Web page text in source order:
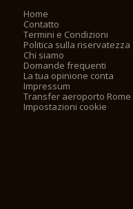
Home
Contatto
Termini e Condizioni
Politica sulla riservatezza
Chi siamo
Domande frequenti
La tua opinione conta
Impressum
Transfer aeroporto Rome
Impostazioni cookie